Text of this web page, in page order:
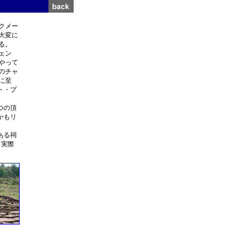
メー
変に
。
ン
って
チャ
至
・プ
の頂
もリ
る祠
際